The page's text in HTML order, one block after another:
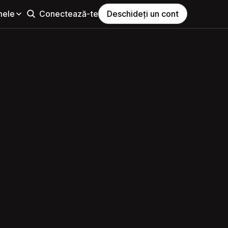
Conectează-te Deschideți un cont